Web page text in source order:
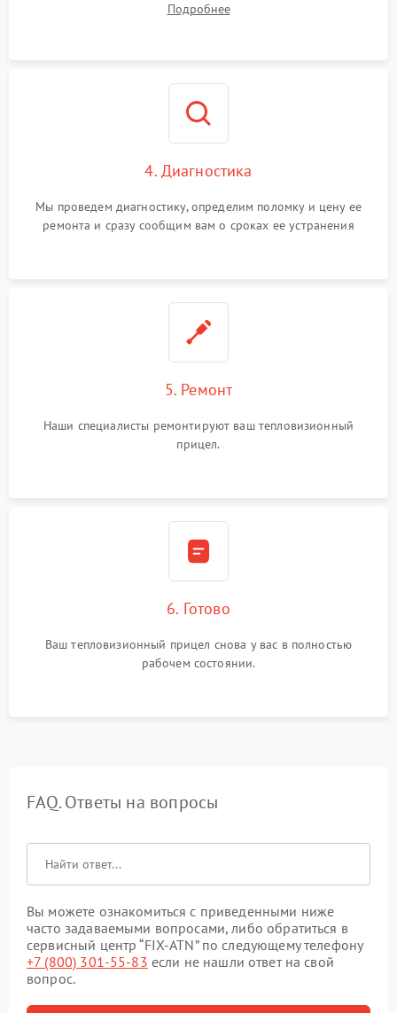
Подробнее
4. Диагностика
Мы проведем диагностику, определим поломку и цену ее
ремонта и сразу сообщим вам о сроках ее устранения
5. Ремонт
Наши специалисты ремонтируют ваш тепловизионный
прицел.
6. Готово
Ваш тепловизионный прицел снова у вас в полностью
рабочем состоянии.
FAQ. Ответы на вопросы
Вы можете ознакомиться с приведенными ниже
часто задаваемыми вопросами, либо обратиться в
сервисный центр “FIX-ATN” по следующему телефону
+7 (800) 301-55-83 если не нашли ответ на свой
вопрос.